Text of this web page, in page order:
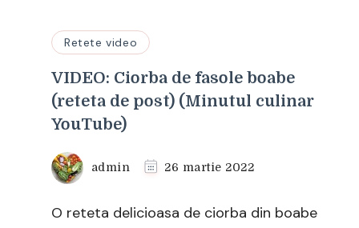
Retete video
VIDEO: Ciorba de fasole boabe
(reteta de post) (Minutul culinar
YouTube)
admin 26 martie 2022
O reteta delicioasa de ciorba din boabe